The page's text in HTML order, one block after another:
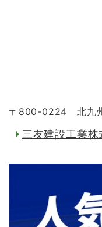
〒800-0224 北九
三友建設工業